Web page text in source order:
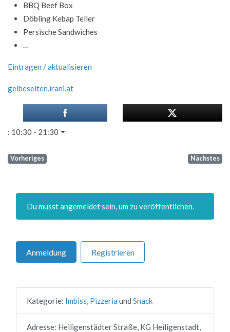
BBQ Beef Box
Döbling Kebap Teller
Persische Sandwiches
…
Eintragen / aktualisieren
gelbeseiten.irani.at
: 10:30 - 21:30
Vorheriges Nächstes
Du musst angemeldet sein, um zu veröffentlichen.
Anmeldung Registrieren
Kategorie: Imbiss, Pizzeria und Snack
Adresse: Heiligenstädter Straße, KG Heiligenstadt,